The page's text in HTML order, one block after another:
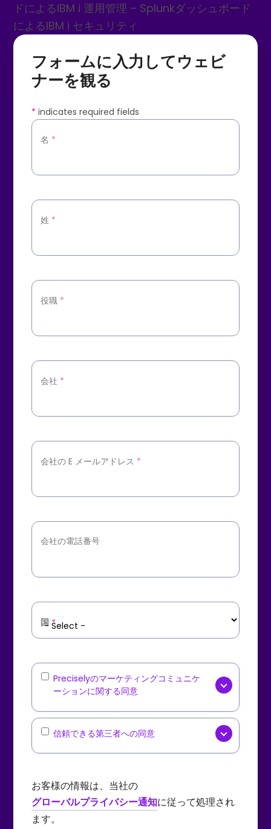
ドによるIBM i 運用管理 – Splunkダッシュボード
によるIBM i セキュリティ
フォームに入力してウェビ
ナーを観る
* indicates required fields
名 *
姓 *
役職 *
会社 *
会社の E メールアドレス *
会社の電話番号
国 *
Marketing
Communications
Preciselyのマーケティングコミュニケ
ーションに関する同意
はい、Precisely
[オプション]
からニュースレター、製品アップ
ュニケーションをEメールで受け取
ることに同意します。受信したEメ
ール内の「配信停止」リンクを使
Third-
Party
Sharing
信頼できる第三者への同意
Precisely
[オプション] が、厳
ナーと、オファー、プロモーショ
ン、および製品やサービスに関す
る情報を送信する目的で私の個人
お客様の情報は、当社の
グローバルプライバシー通知に従って処理され
ます。